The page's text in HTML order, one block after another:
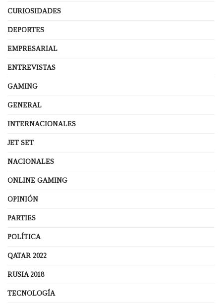
CURIOSIDADES
DEPORTES
EMPRESARIAL
ENTREVISTAS
GAMING
GENERAL
INTERNACIONALES
JET SET
NACIONALES
ONLINE GAMING
OPINIÓN
PARTIES
POLÍTICA
QATAR 2022
RUSIA 2018
TECNOLOGÍA